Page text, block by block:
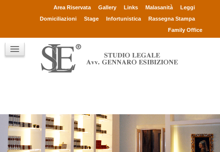
Area Riservata Gallery Links Malasanità
Leggi
Domiciliazioni
Stage Infortunistica
Rassegna Stampa
Family Office
Avv. Gennaro Esibizione
Collaboratori
Clienti
Chi sono
Contatti